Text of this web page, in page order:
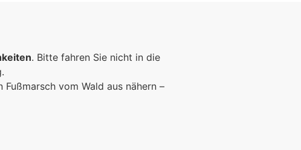
. Bitte fahren Sie nicht in die
vom Wald aus nähern –